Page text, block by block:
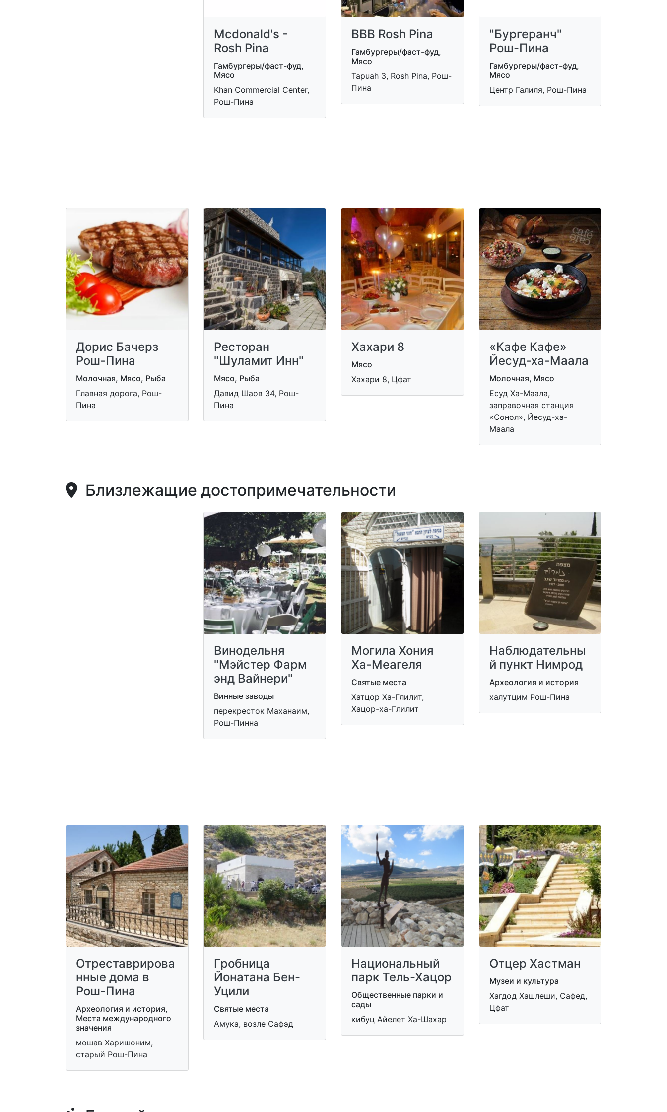
Mcdonald's -
Rosh Pina
Гамбургеры/фаст-фуд,
Мясо
Khan Commercial Center,
Рош-Пина
BBB Rosh Pina
Гамбургеры/фаст-фуд,
Мясо
Tapuah 3, Rosh Pina, Рош-
Пина
"Бургеранч"
Рош-Пина
Гамбургеры/фаст-фуд,
Мясо
Центр Галиля, Рош-Пина
Дорис Бачерз
Рош-Пина
Молочная, Мясо, Рыба
Главная дорога, Рош-
Пина
Ресторан
"Шуламит Инн"
Мясо, Рыба
Давид Шаов 34, Рош-
Пина
Хахари 8
Мясо
Хахари 8, Цфат
«Кафе Кафе»
Йесуд-ха-Маала
Молочная, Мясо
Есуд Ха-Маала,
заправочная станция
«Сонол», Йесуд-ха-
Маала
Близлежащие достопримечательности
Винодельня
"Мэйстер Фарм
энд Вайнери"
Винные заводы
перекресток Маханаим,
Рош-Пинна
Могила Хония
Ха-Меагеля
Святые места
Хатцор Ха-Глилит,
Хацор-ха-Глилит
Наблюдательны
й пункт Нимрод
Археология и история
халутцим Рош-Пина
Отреставрирова
нные дома в
Рош-Пина
Археология и история,
Места международного
значения
мошав Харишоним,
старый Рош-Пина
Гробница
Йонатана Бен-
Уцили
Святые места
Амука, возле Сафэд
Национальный
парк Тель-Хацор
Общественные парки и
сады
кибуц Айелет Ха-Шахар
Отцер Хастман
Музеи и культура
Хагдод Хашлеши, Сафед,
Цфат